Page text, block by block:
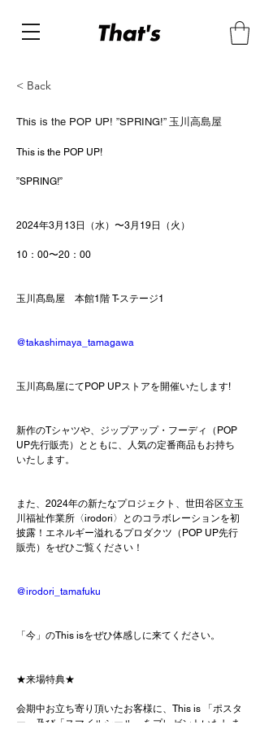
< Back
This is the POP UP! ”SPRING!” 玉川高島屋
This is the POP UP!
”SPRING!”
2024年3月13日（水）〜3月19日（火）
10：00〜20：00
玉川髙島屋　本館1階 T-ステージ1
@takashimaya_tamagawa
玉川髙島屋にてPOP UPストアを開催いたします!
新作のTシャツや、ジップアップ・フーディ（POP
UP先行販売）とともに、人気の定番商品もお持ち
いたします。
また、2024年の新たなプロジェクト、世田谷区立玉
川福祉作業所〈irodori〉とのコラボレーションを初
披露！エネルギー溢れるプロダクツ（POP UP先行
販売）をぜひご覧ください！
@irodori_tamafuku
「今」のThis isをぜひ体感しに来てください。
★来場特典★
会期中お立ち寄り頂いたお客様に、This is 「ポスタ
ー」及び「スマイルシール」をプレゼントいたしま